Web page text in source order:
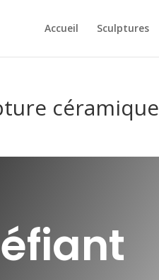
Accueil Sculptures
céramique